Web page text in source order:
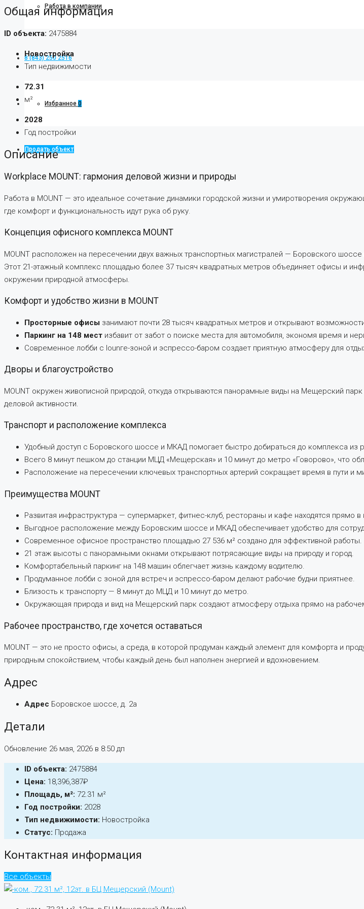
Работа в компании
8 (843) 250 2516
Избранное 0
Продать объект
Общая информация
ID объекта: 2475884
Новостройка
Тип недвижимости
72.31
м²
2028
Год постройки
Описание
Workplace MOUNT: гармония деловой жизни и природы
Работа в MOUNT — это идеальное сочетание динамики городской жизни и умиротворения
где комфорт и функциональность идут рука об руку.
Концепция офисного комплекса MOUNT
MOUNT расположен на пересечении двух важных транспортных магистралей — Боровского
Этот 21-этажный комплекс площадью более 37 тысяч квадратных метров объединяет офисы и
окружении природной атмосферы.
Комфорт и удобство жизни в MOUNT
Просторные офисы занимают почти 28 тысяч квадратных метров и открывают
Паркинг на 148 мест избавит от забот о поиске места для автомобиля, экономя время и
Современное лобби с lоunге-зоной и эспрессо-баром создает приятную атмосферу для
Дворы и благоустройство
MOUNT окружен живописной природой, откуда открываются панорамные виды на Мещерский
деловой активности.
Транспорт и расположение комплекса
Удобный доступ с Боровского шоссе и МКАД помогает быстро добираться до комплекса из
Всего 8 минут пешком до станции МЦД «Мещерская» и 10 минут до метро «Говорово», что
Расположение на пересечении ключевых транспортных артерий сокращает время в пути и
Преимущества MOUNT
Развитая инфраструктура — супермаркет, фитнес-клуб, рестораны и кафе находятся прямо
Выгодное расположение между Боровским шоссе и МКАД обеспечивает удобство для
Современное офисное пространство площадью 27 536 м² создано для эффективной работы.
21 этаж высоты с панорамными окнами открывают потрясающие виды на природу и город.
Комфортабельный паркинг на 148 машин облегчает жизнь каждому водителю.
Продуманное лобби с зоной для встреч и эспрессо-баром делают рабочие будни приятнее.
Близость к транспорту — 8 минут до МЦД и 10 минут до метро.
Окружающая природа и вид на Мещерский парк создают атмосферу отдыха прямо на
Рабочее пространство, где хочется оставаться
MOUNT — это не просто офисы, а среда, в которой продуман каждый элемент для комфорта и
природным спокойствием, чтобы каждый день был наполнен энергией и вдохновением.
Адрес
Адрес Боровское шоссе, д. 2а
Детали
Обновление 26 мая, 2026 в 8:50 дп
ID объекта: 2475884
Цена: 18,396,387₽
Площадь, м²: 72.31 м²
Год постройки: 2028
Тип недвижимости: Новостройка
Статус: Продажа
Контактная информация
Все объекты